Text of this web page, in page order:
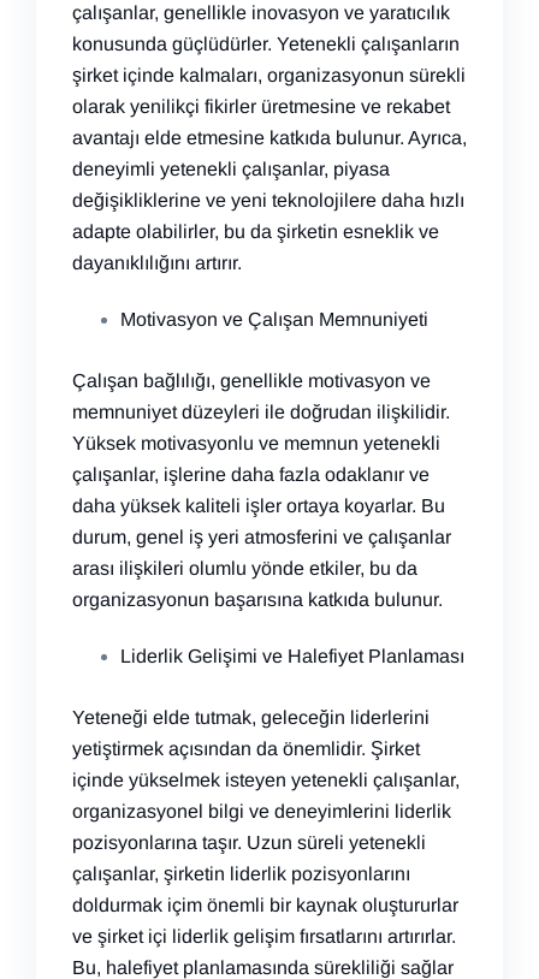
çalışanlar, genellikle inovasyon ve yaratıcılık
konusunda güçlüdürler. Yetenekli çalışanların
şirket içinde kalmaları, organizasyonun sürekli
olarak yenilikçi fikirler üretmesine ve rekabet
avantajı elde etmesine katkıda bulunur. Ayrıca,
deneyimli yetenekli çalışanlar, piyasa
değişikliklerine ve yeni teknolojilere daha hızlı
adapte olabilirler, bu da şirketin esneklik ve
dayanıklılığını artırır.
Motivasyon ve Çalışan Memnuniyeti
Çalışan bağlılığı, genellikle motivasyon ve
memnuniyet düzeyleri ile doğrudan ilişkilidir.
Yüksek motivasyonlu ve memnun yetenekli
çalışanlar, işlerine daha fazla odaklanır ve
daha yüksek kaliteli işler ortaya koyarlar. Bu
durum, genel iş yeri atmosferini ve çalışanlar
arası ilişkileri olumlu yönde etkiler, bu da
organizasyonun başarısına katkıda bulunur.
Liderlik Gelişimi ve Halefiyet Planlaması
Yeteneği elde tutmak, geleceğin liderlerini
yetiştirmek açısından da önemlidir. Şirket
içinde yükselmek isteyen yetenekli çalışanlar,
organizasyonel bilgi ve deneyimlerini liderlik
pozisyonlarına taşır. Uzun süreli yetenekli
çalışanlar, şirketin liderlik pozisyonlarını
doldurmak içim önemli bir kaynak oluştururlar
ve şirket içi liderlik gelişim fırsatlarını artırırlar.
Bu, halefiyet planlamasında sürekliliği sağlar